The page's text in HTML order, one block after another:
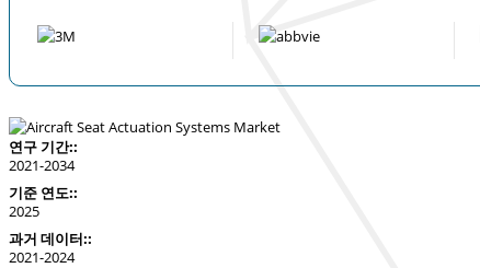
연구 기간::
2021-2034
기준 연도::
2025
과거 데이터::
2021-2024